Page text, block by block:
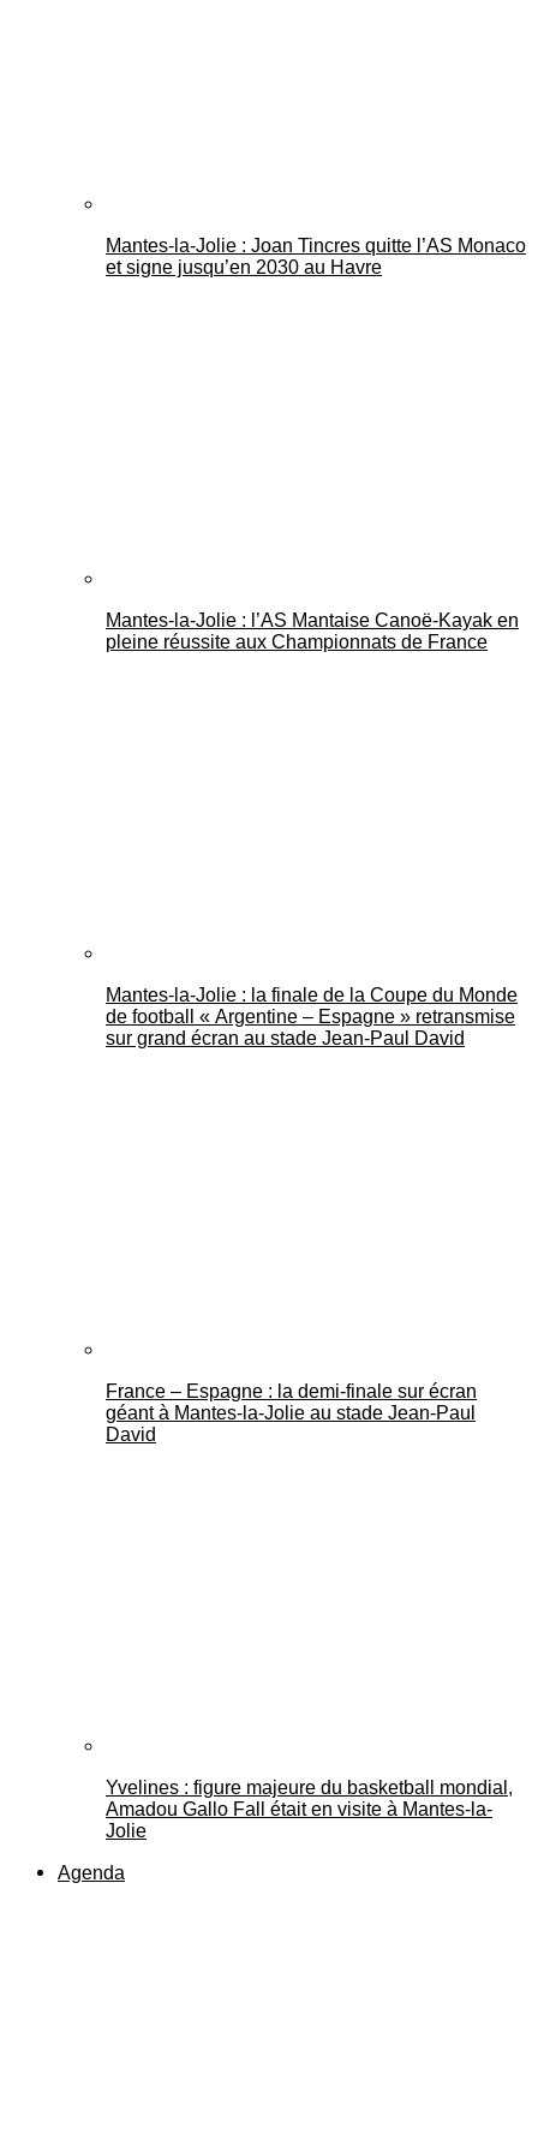
Mantes-la-Jolie : Joan Tincres quitte l’AS Monaco
et signe jusqu’en 2030 au Havre
Mantes-la-Jolie : l’AS Mantaise Canoë‑Kayak en
pleine réussite aux Championnats de France
Mantes-la-Jolie : la finale de la Coupe du Monde
de football « Argentine – Espagne » retransmise
sur grand écran au stade Jean-Paul David
France – Espagne : la demi-finale sur écran
géant à Mantes-la-Jolie au stade Jean-Paul
David
Yvelines : figure majeure du basketball mondial,
Amadou Gallo Fall était en visite à Mantes-la-
Jolie
Agenda